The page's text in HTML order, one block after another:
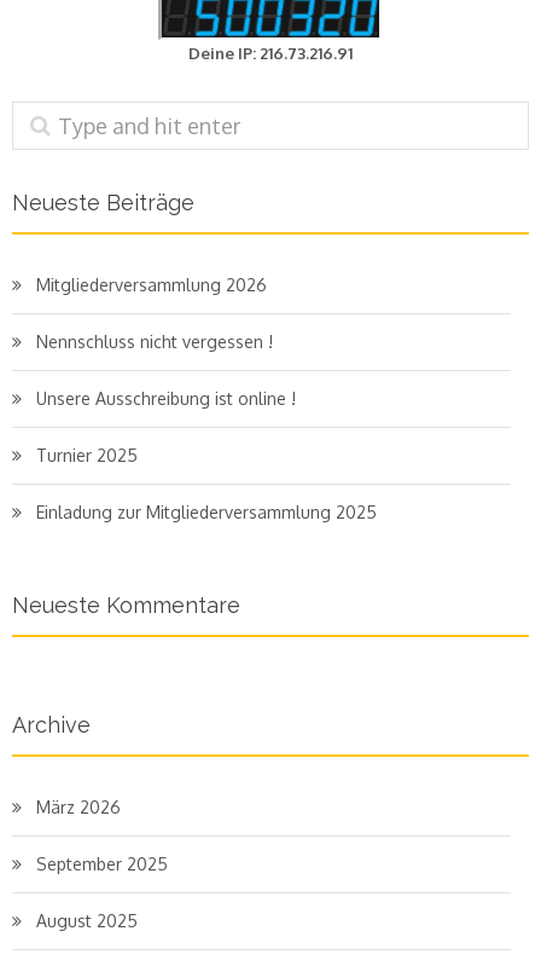
Deine IP: 216.73.216.91
Neueste Beiträge
Mitgliederversammlung 2026
Nennschluss nicht vergessen !
Unsere Ausschreibung ist online !
Turnier 2025
Einladung zur Mitgliederversammlung 2025
Neueste Kommentare
Archive
März 2026
September 2025
August 2025